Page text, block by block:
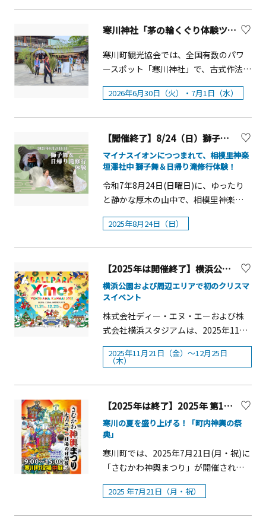
った史実にちなんだ、外周9.3mに及ぶ
た地元有志によるイベントです。かつ
て真鶴町では大鍋を使ったふるまい鍋
をメインにしたイベント「源頼朝旗挙
いましたが、1997年の開催を最後に途
町民有志が結成した一般社団法人
MMK（=真鶴（Manazuru）盛り上げよ
う（Moriageyou）会（Kai））のメン
バーが子供の頃に親しんだこのイベン
開催しました。
までは文献で確認されています。チャ
ッキラコは、大人の女性10人程が唄
ります。少女は赤色の晴れ着、大人の
女性は、黒色の着物に羽織姿で、舞扇
とチャッキラコ（写真右下、綾竹）を
演目に応じて使い分け、楽器類は伴わ
「チャッキラコ」、「二本踊り」、
「よささ節」、「鎌倉節」、「お伊勢
参り」の6種類があります。当日、午前
10時頃本宮の祠前で踊りを奉納、午前
10時30分頃海南神社境内の社殿前で踊
様と花暮竜宮様の祠前で踊りを奉納
（昭和39年結成）により継承され、三
浦の伝統文化として少女達が受け継い
でいます。（三浦市公式サイトより）
が開かれます。心に響く学びと音楽に
意義深い一日をぜひお過ごしくださ
い。開催概要■開催日：2026年5月31
日（日）■時間：13：00～■会場：大
雄山最乗寺 本堂■入場無料※手話通訳
あり 【同日開催 特別演奏会】ヤマハ音
10：00～■会場：本堂開成ジュニアア
ンサンブルSuper Blue Birds（スーパー
ブルーバーズ）■時間：11：:30〜■会
場：境内 ※内容は変更となる場合がご
ざいます。あらかじめご了承くださ
い。
し（有料）もあり、分かりやすくお楽
定：公演当日15時までに川崎市文化財
団のウェブページおよびX（旧
Twitter）にて開催場所を公開します。
【開演時間】17：30開演（16：15開
場）※17：00より出演者による演目の
見どころ解説あり。※19：50ごろ終演
予定。【開演場所】大本山川崎大師平
間寺 特設舞台（雨天時：信徒会館 ※
雨天時は、会場スペースの都合によ
り、Ｓ席チケット購入者のみのご入場
とさせていただきます。）【演目】□
薪能法楽 大導師 貫首 藤田隆乗（大本
山川崎大師平間寺）□仕舞 「巴」鵜
澤光、「蝉丸」鵜澤久、「唐船」岡本
舞 「白楽天」観世恭秀、「花筐
狂」観世清和□能 「野守 白頭」観
世三郎太 【料金】
※SS席は完売いたしました。Ｓ席
7,000円（区分指定・区分内自由／雨天
時 信徒会館入場可）Ａ席 5,000円
（区分指定・区分内自由／雨天時 払
の方（未就学児を除く）。入場時に年
齢確認あり。区分指定・区分内自由／
雨天時 払い戻し）【チケット販売方
法】以下取扱所にて販売。・チケット
https://w.pia.jp/t/kawasakidaishi/・
ミューザ川崎シンフォニーホール チケ
ットセンター https://muza.pia.jp/電
00&gt;窓口：川崎市幸区大宮町1310 ミ
寒川神社「茅の輪くぐり体験ツアー」
寒川町観光協会では、全国有数のパワ
ースポット「寒川神社」で、古式作法
に則り茅の輪をくぐり無病息災を願う
ガイドツアーを2日間行います。 このツ
月30日は、「大祓式」に参列し、人形
(ひとがた)に罪穢れを移し大祓詞を唱和
します。7月1日は、御神域である神嶽
山（かんたけやま）神苑や八方除信仰
の歴史を学べる方徳資料館をご覧いた
りとお過ごしいただきます。&nbsp;令
「八方除」の守護神を祀る寒川神社で
茅の輪をくぐり、「さむかわ観光ガイ
ドクラブ」がご案内いたします。寒川
神社 茅の輪くぐり体験ツアー概要■開
催日時 ①2026年6月30日（火） 13：00
日（水） 10：00～12：30&nbsp;■内
容内容（予定）①6月30日開催&hellip;
正式参拝・大祓守拝受・大祓式参列
茅の輪くぐり体験（お神酒、お供物）
②7月1日開催&hellip;神職による茅の輪
の由緒、作法説明・茅の輪くぐり体
験・正式参拝・大祓守拝受・神嶽山神
苑入苑・和楽亭抹茶拝服・方徳資料館
見学等■参 加 費 各3,500円■定 員 各20
名 抽選■申込方法 5月23日（土）9：30
2026年6月30日（火）・7月1日（水）
【開催終了】8/24（日）獅子舞＆日帰り滝修行体験を開催！【厚木市】
マイナスイオンにつつまれて、相模里神楽
垣澤社中 獅子舞＆日帰り滝修行体験！
令和7年8月24日(日曜日)に、ゆったり
と静かな厚木の山中で、相模里神楽獅
子舞&amp;滝修行日帰り体験を実施し
ます。滝修行と聞くと過酷なイメージ
るようにサポートします。修行をする
ことは、人は何度でもやり直せるとい
う前向きな考えが根底にあります。神
楽は、日々を健やかに過ごせますよう
にという思いを形にした日本古来の伝
鑑賞後、参加者が獅子舞になりきって
写真撮影も行います。私たちが日々の
生活の中でのストレスと感じているこ
とを、この経験を通して、心はもちろ
ん体もリフレッシュしてみませんか。
■集合場所 厚木中央公園 7:45～
（受付）■体験１ 読経の説明 8:30
～■体験２ 大釜弁財天での滝修行体
験 9:30～■体験３ 温泉入浴 11:00
～■昼食■体験４ 獅子舞演舞鑑賞体
験＆写真撮影 13:00～■解散場所 本
厚木駅周辺 14:30～（解散予定）※イ
2025年8月24日（日）
【2025年は開催終了】横浜公園「BALLPARK Xmas YOKOHAMA KANNAI 2025」
横浜公園および周辺エリアで初のクリスマ
スイベント
株式会社ディー・エヌ・エーおよび株
式会社横浜スタジアムは、2025年11月
21日(金)～12月25日(木)の期間、横浜公
園で、初のクリスマスイベント
KANNAI 2025」を開催します。
「BALLPARK Xmas YOKOHAMA
「Spotlight(スポットライト)」。訪れ
て、メイン会場である横浜公園が、昼
も夜も、大人も子どもも楽しめるコン
テンツが広がる入場無料の&ldquo;あそ
びまクリスマス&rdquo;空間に変化しま
す。 ■「Xmas Tree Area」「Star
2025年11月21日（金）～12月25日
（木）
【2025年は終了】2025年 第11 回 さむかわ神輿まつり
寒川の夏を盛り上げる！「町内神輿の祭
典」
寒川町では、2025年7月21日(月・祝)に
「さむかわ神輿まつり」が開催されま
す。本まつりは、「暁の祭典 浜降祭」
で禊を終えた寒川神社はじめ、町内の
2025 年7月21日（月・祝）